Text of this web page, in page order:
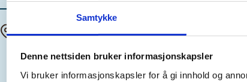
Samtykke
Denne nettsiden bruker informasjonskapsler
Vi bruker informasjonskapsler for å gi innhold og
Sted Tid
13. May 2026
Kl. 18.00 - 19.30